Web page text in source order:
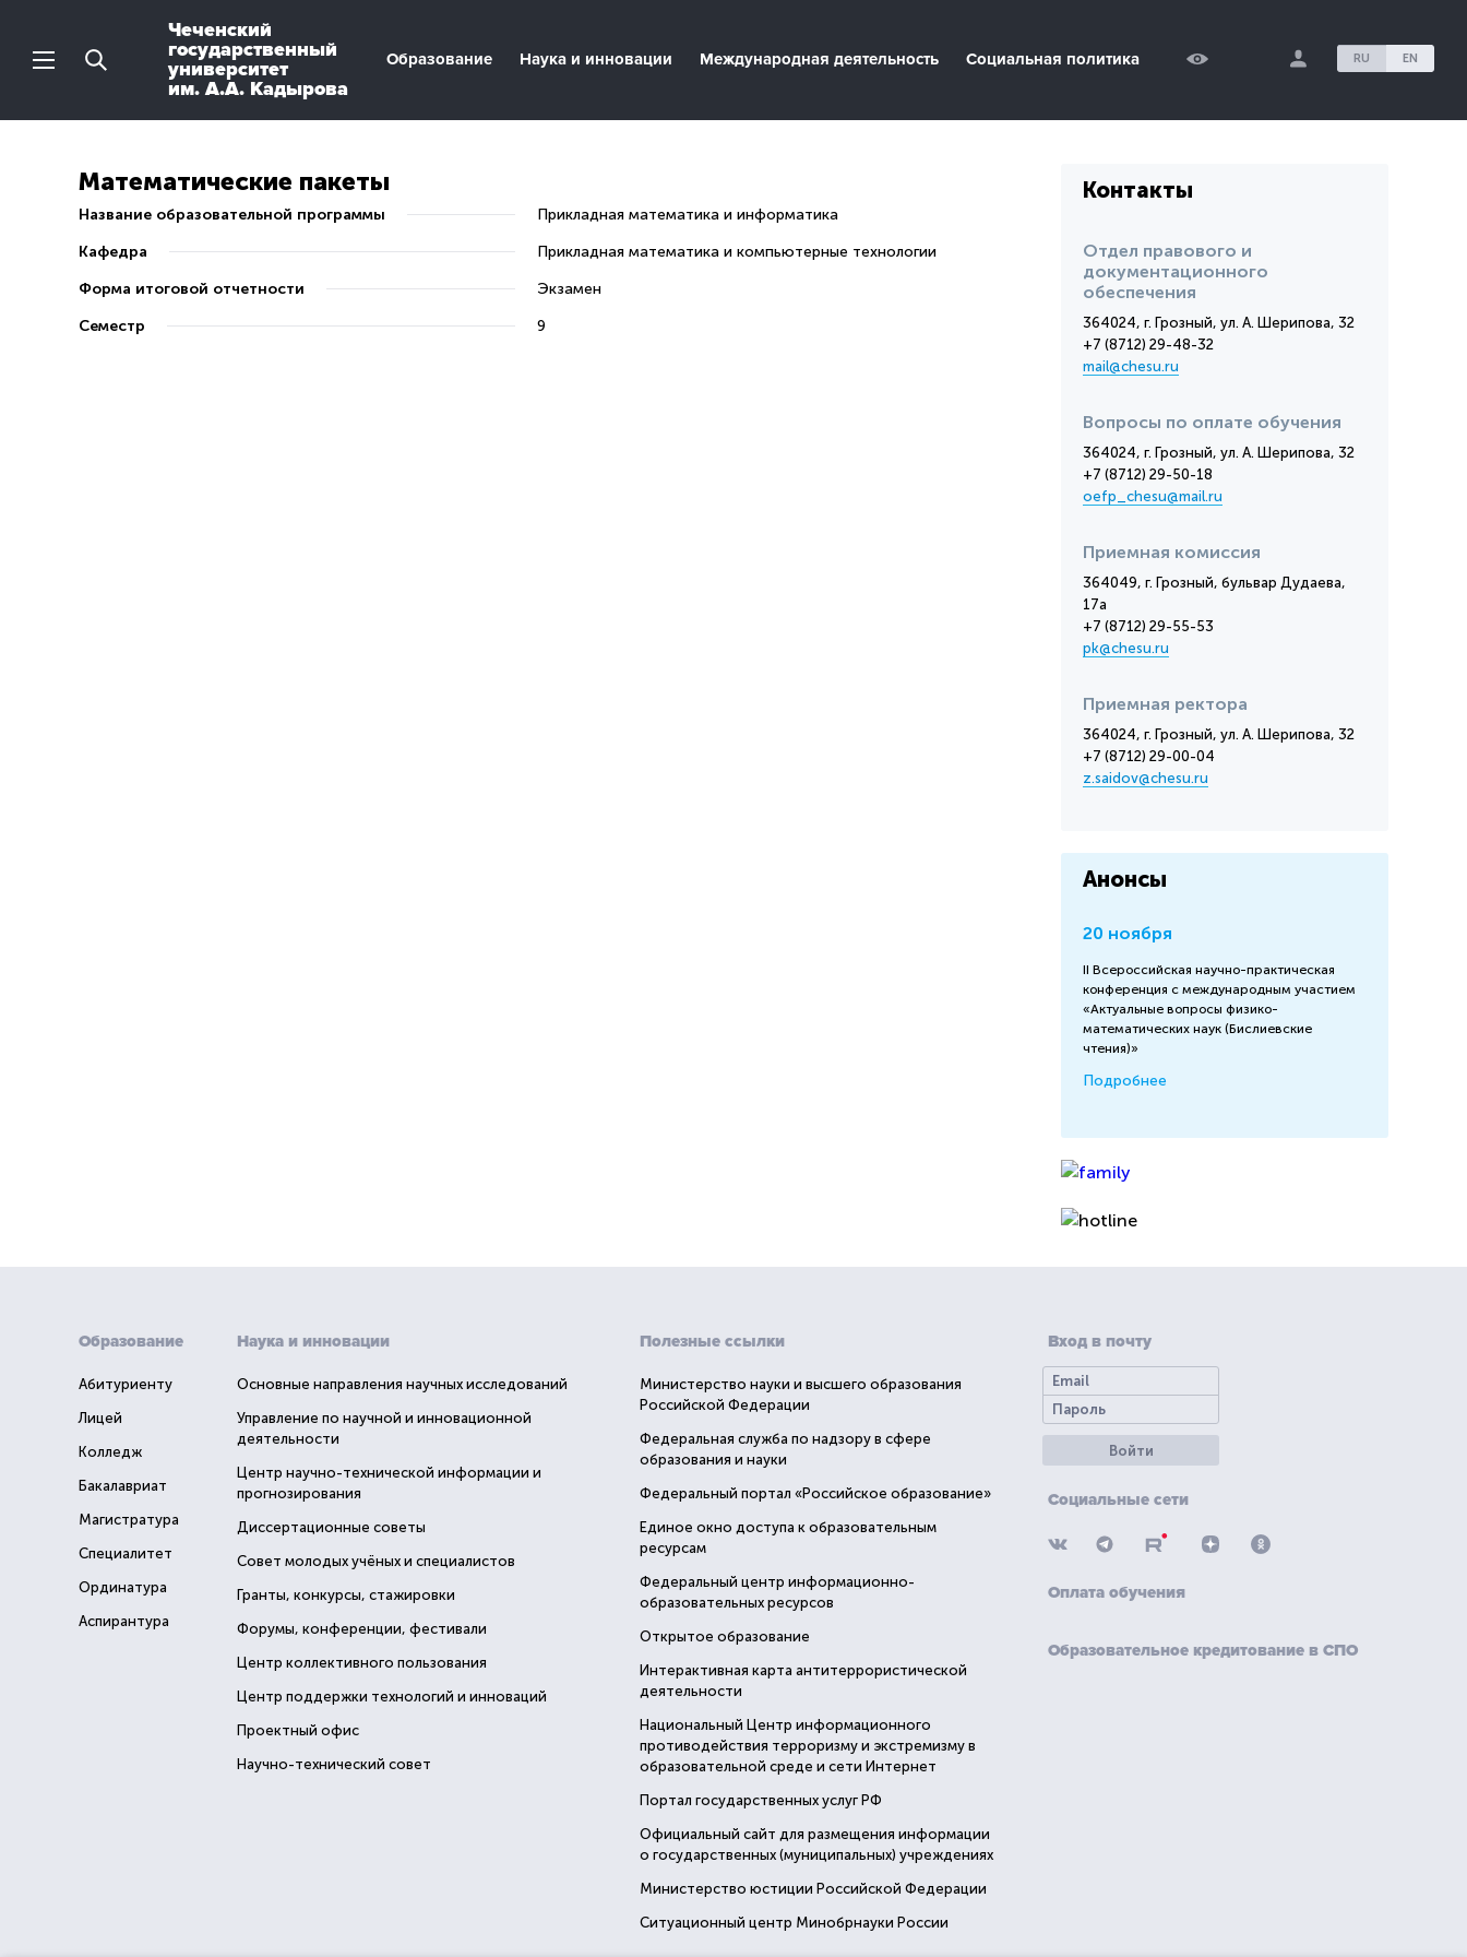
Чеченский
государственный
университет
им. А.А. Кадырова
Образование Наука и инновации Международная деятельность Социальная политика RU EN
Математические пакеты
Название образовательной программы
Прикладная математика и информатика
Кафедра
Прикладная математика и компьютерные технологии
Форма итоговой отчетности
Экзамен
Семестр
9
Контакты
Отдел правового и
документационного
обеспечения
364024, г. Грозный, ул. А. Шерипова, 32
+7 (8712) 29-48-32
mail@chesu.ru
Вопросы по оплате обучения
364024, г. Грозный, ул. А. Шерипова, 32
+7 (8712) 29-50-18
oefp_chesu@mail.ru
Приемная комиссия
364049, г. Грозный, бульвар Дудаева,
17а
+7 (8712) 29-55-53
pk@chesu.ru
Приемная ректора
364024, г. Грозный, ул. А. Шерипова, 32
+7 (8712) 29-00-04
z.saidov@chesu.ru
Анонсы
20 ноября
II Всероссийская научно-практическая
конференция с международным участием
«Актуальные вопросы физико-
математических наук (Бислиевские
чтения)»
Подробнее
Образование
Абитуриенту
Лицей
Колледж
Бакалавриат
Магистратура
Специалитет
Ординатура
Аспирантура
Наука и инновации
Основные направления научных исследований
Управление по научной и инновационной
деятельности
Центр научно-технической информации и
прогнозирования
Диссертационные советы
Совет молодых учёных и специалистов
Гранты, конкурсы, стажировки
Форумы, конференции, фестивали
Центр коллективного пользования
Центр поддержки технологий и инноваций
Проектный офис
Научно-технический совет
Полезные ссылки
Министерство науки и высшего образования
Российской Федерации
Федеральная служба по надзору в сфере
образования и науки
Федеральный портал «Российское образование»
Единое окно доступа к образовательным
ресурсам
Федеральный центр информационно-
образовательных ресурсов
Открытое образование
Интерактивная карта антитеррористической
деятельности
Национальный Центр информационного
противодействия терроризму и экстремизму в
образовательной среде и сети Интернет
Портал государственных услуг РФ
Официальный сайт для размещения информации
о государственных (муниципальных) учреждениях
Министерство юстиции Российской Федерации
Ситуационный центр Минобрнауки России
Вход в почту
Войти
Социальные сети
Оплата обучения
Образовательное кредитование в СПО